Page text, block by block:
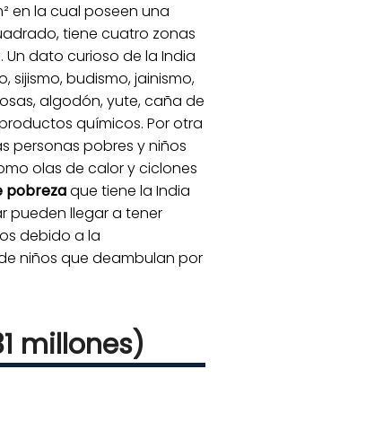
en la cual poseen una
tiene cuatro zonas
dato curioso de la India
sijismo, budismo, jainismo,
algodón, yute, caña de
químicos. Por otra
personas pobres y niños
olas de calor y ciclones
pobrezaque tiene la India
pueden llegar a tener
debido a la
niños que deambulan por
millones)